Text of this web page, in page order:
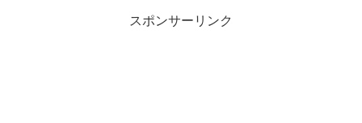
スポンサーリンク